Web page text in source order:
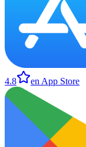
4.8 en App Store